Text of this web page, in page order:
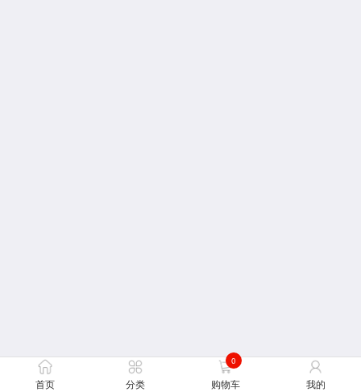
首页 分类
0
购物车 我的